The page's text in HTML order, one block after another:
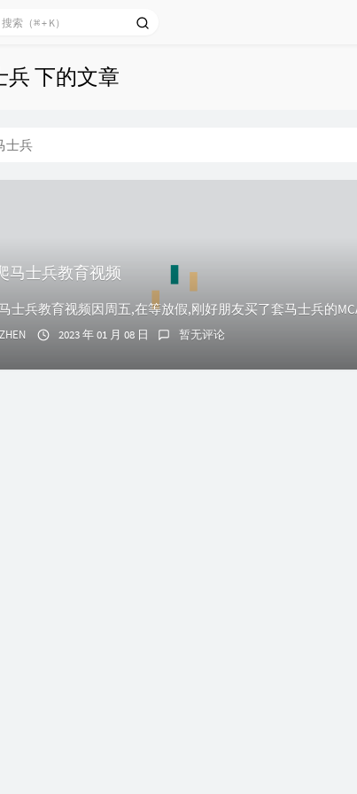
兵 下的文章
士兵
马士兵教育视频
2023 年 01 月 08 日 暂无评论